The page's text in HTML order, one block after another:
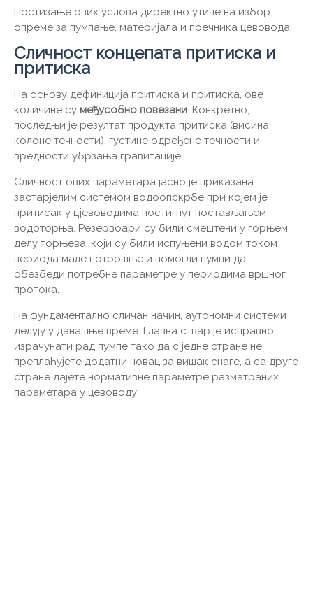
Постизање ових услова директно утиче на избор
опреме за пумпање, материјала и пречника цевовода.
Сличност концепата притиска и
притиска
На основу дефиниција притиска и притиска, ове
количине су међусобно повезани . Конкретно,
последњи је резултат продукта притиска (висина
колоне течности), густине одређене течности и
вредности убрзања гравитације.
Сличност ових параметара јасно је приказана
застарјелим системом водоопскрбе при којем је
притисак у цјевоводима постигнут постављањем
водоторња. Резервоари су били смештени у горњем
делу торњева, који су били испуњени водом током
периода мале потрошње и помогли пумпи да
обезбеди потребне параметре у периодима вршног
протока.
На фундаментално сличан начин, аутономни системи
делују у данашње време. Главна ствар је исправно
израчунати рад пумпе тако да с једне стране не
преплаћујете додатни новац за вишак снаге, а са друге
стране дајете нормативне параметре разматраних
параметара у цевоводу.